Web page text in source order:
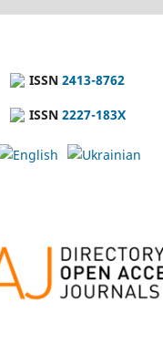
ISSN 2413-8762
ISSN 2227-183X